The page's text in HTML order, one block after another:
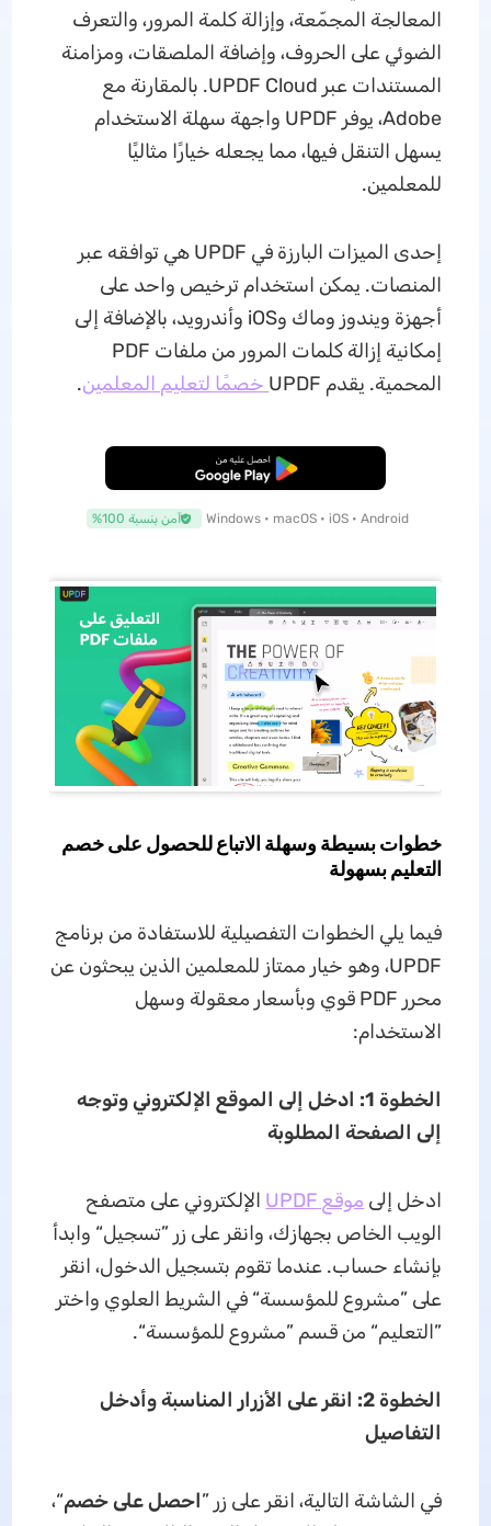
المعالجة المجمّعة، وإزالة كلمة المرور، والتعرف
الضوئي على الحروف، وإضافة الملصقات، ومزامنة
المستندات عبر UPDF Cloud. بالمقارنة مع
Adobe، يوفر UPDF واجهة سهلة الاستخدام
يسهل التنقل فيها، مما يجعله خيارًا مثاليًا
للمعلمين.
إحدى الميزات البارزة في UPDF هي توافقه عبر
المنصات. يمكن استخدام ترخيص واحد على
أجهزة ويندوز وماك وiOS وأندرويد، بالإضافة إلى
إمكانية إزالة كلمات المرور من ملفات PDF
المحمية. يقدم UPDF
خصمًا لتعليم المعلمين.
تنزيل مجاني
Windows • macOS • iOS • Android آمن بنسبة 100%
خطوات بسيطة وسهلة الاتباع للحصول على خصم
التعليم بسهولة
فيما يلي الخطوات التفصيلية للاستفادة من برنامج
UPDF، وهو خيار ممتاز للمعلمين الذين يبحثون عن
محرر PDF قوي وبأسعار معقولة وسهل
الاستخدام:
الخطوة 1: ادخل إلى الموقع الإلكتروني وتوجه
إلى الصفحة المطلوبة
ادخل إلى موقع UPDF
الإلكتروني على متصفح
الويب الخاص بجهازك، وانقر على زر ”تسجيل“ وابدأ
بإنشاء حساب. عندما تقوم بتسجيل الدخول، انقر
على ”مشروع للمؤسسة“ في الشريط العلوي واختر
”التعليم“ من قسم ”مشروع للمؤسسة“.
الخطوة 2: انقر على الأزرار المناسبة وأدخل
التفاصيل
في الشاشة التالية، انقر على زر ”احصل على خصم“،